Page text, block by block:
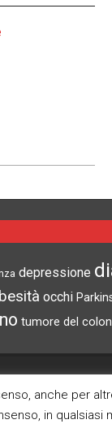
depressione
occhi
tumore del colon
ARCHIVI
anche per
in qualsiasi